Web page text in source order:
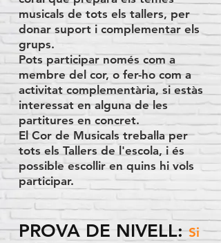
musicals de tots els tallers, per
donar suport i complementar els
grups.
Pots participar només com a
membre del cor, o fer-ho com a
activitat complementària, si estàs
interessat en alguna de les
partitures en concret.
El Cor de Musicals treballa per
tots els Tallers de l'escola, i és
possible escollir en quins hi vols
participar.
PROVA DE NIVELL:Si